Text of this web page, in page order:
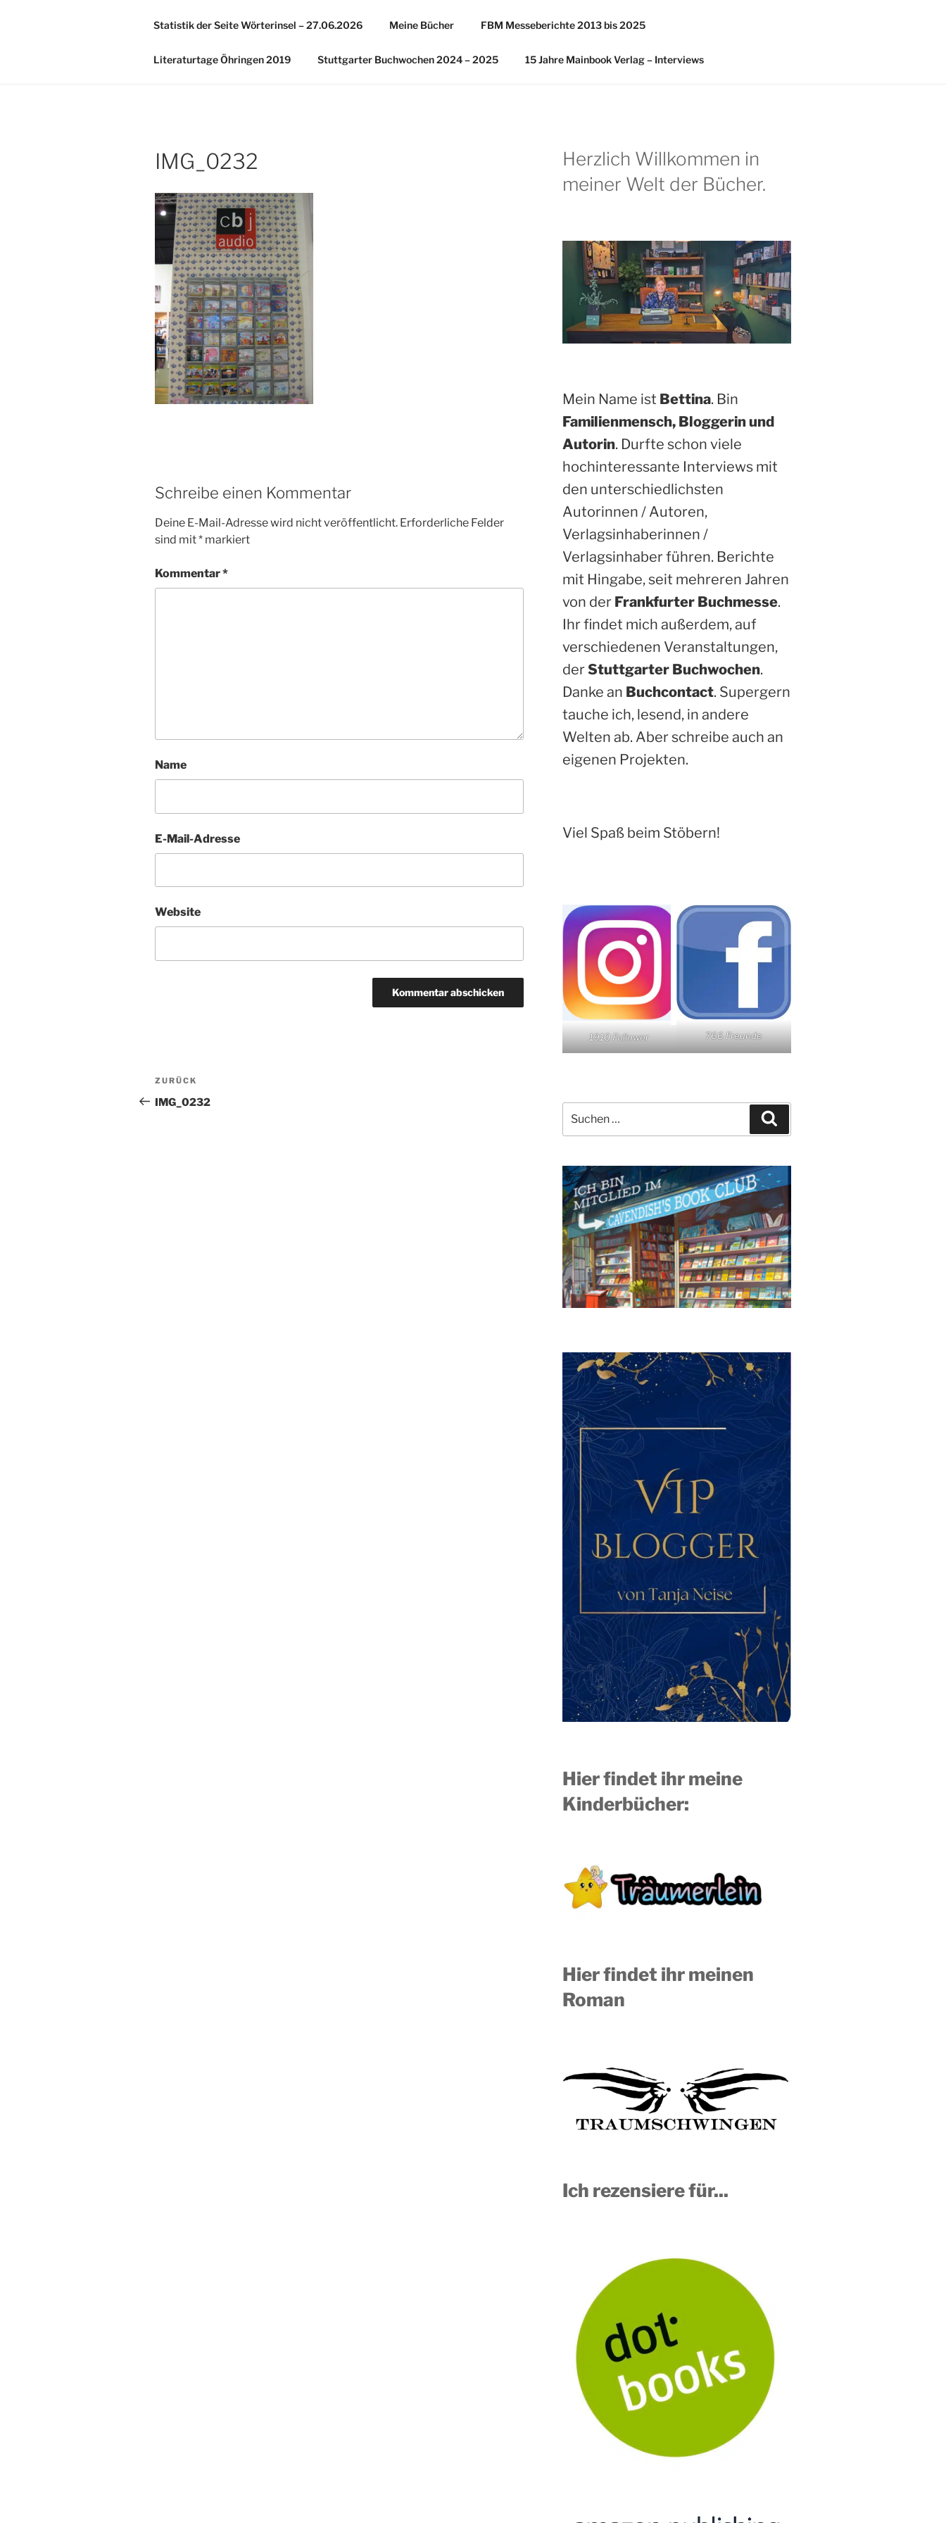
Statistik der Seite Wörterinsel – 27.06.2026 Meine Bücher FBM Messeberichte 2013 bis 2025
Literaturtage Öhringen 2019 Stuttgarter Buchwochen 2024 – 2025 15 Jahre Mainbook Verlag – Interviews
IMG_0232
Schreibe einen Kommentar
Deine E-Mail-Adresse wird nicht veröffentlicht. Erforderliche Felder
sind mit* markiert
Kommentar*
Name
E-Mail-Adresse
Website
Beitragsnavigation
Vorheriger
Beitrag
ZURÜCK
IMG_0232
Herzlich Willkommen in
meiner Welt der Bücher.
Mein Name ist Bettina. Bin
Familienmensch, Bloggerin und
Autorin. Durfte schon viele
hochinteressante Interviews mit
den unterschiedlichsten
Autorinnen / Autoren,
Verlagsinhaberinnen /
Verlagsinhaber führen. Berichte
mit Hingabe, seit mehreren Jahren
von der Frankfurter Buchmesse.
Ihr findet mich außerdem, auf
verschiedenen Veranstaltungen,
derStuttgarter Buchwochen.
Danke an Buchcontact. Supergern
tauche ich, lesend, in andere
Welten ab. Aber schreibe auch an
eigenen Projekten.
Viel Spaß beim Stöbern!
1910 Follower 766 Freunde
nach:
Hier findet ihr meine
Kinderbücher:
Hier findet ihr meinen
Roman
Ich rezensiere für...